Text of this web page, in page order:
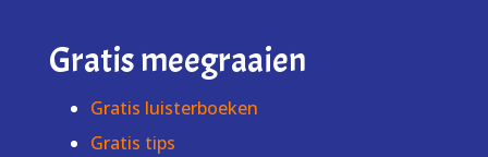
Gratis meegraaien
Gratis luisterboeken
Gratis tips